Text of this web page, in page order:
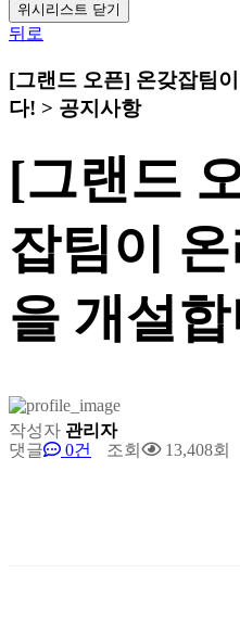
위시리스트 닫기
뒤로
[그랜드 오픈] 온갖잡팀
다! > 공지사항
[그랜드
잡팀이
을 개설
작성자 관리자
댓글
0건 조회 13,408회